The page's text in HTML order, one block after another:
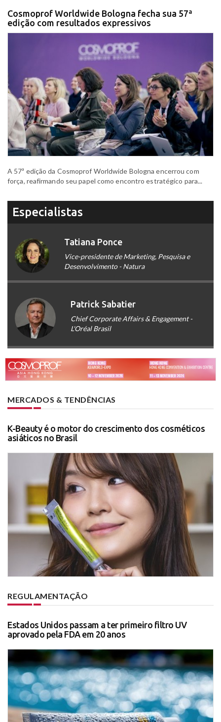
Cosmoprof Worldwide Bologna fecha sua 57ª
edição com resultados expressivos
A 57ª edição da Cosmoprof Worldwide Bologna encerrou com
força, reafirmando seu papel como encontro estratégico para...
Especialistas
Tatiana Ponce
Vice-presidente de Marketing, Pesquisa e
Desenvolvimento - Natura
Patrick Sabatier
Chief Corporate Affairs & Engagement -
L'Oréal Brasil
MERCADOS & TENDÊNCIAS
K-Beauty é o motor do crescimento dos cosméticos
asiáticos no Brasil
REGULAMENTAÇÃO
Estados Unidos passam a ter primeiro filtro UV
aprovado pela FDA em 20 anos